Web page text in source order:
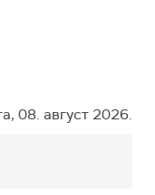
08. август 2026.